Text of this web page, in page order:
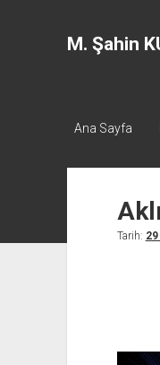
M. Şahin
Ana Sayfa
Tarih: